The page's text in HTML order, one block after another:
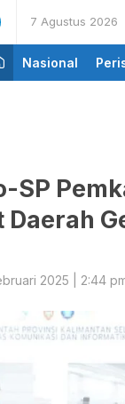
7 Agustus 2026
Nasional
SP
Daerah
2025 | 2:44